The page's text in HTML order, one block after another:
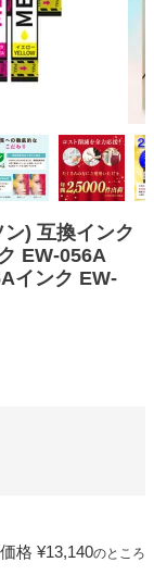
) 互換インク
EW-056A
インク EW-
格 ¥13,140のところ